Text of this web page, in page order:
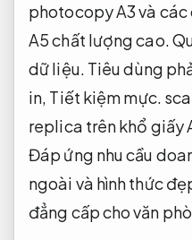
photocopy A3 và
A5 chất lượng cao.
dữ liệu. Tiêu dùng
in, Tiết kiệm mực.
replica trên khổ giấy
Đáp ứng nhu cầu
ngoài và hình thức
đẳng cấp cho văn